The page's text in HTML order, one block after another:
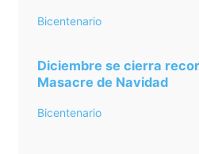
Bicentenario
Diciembre se cierra
Masacre de Navidad
Bicentenario